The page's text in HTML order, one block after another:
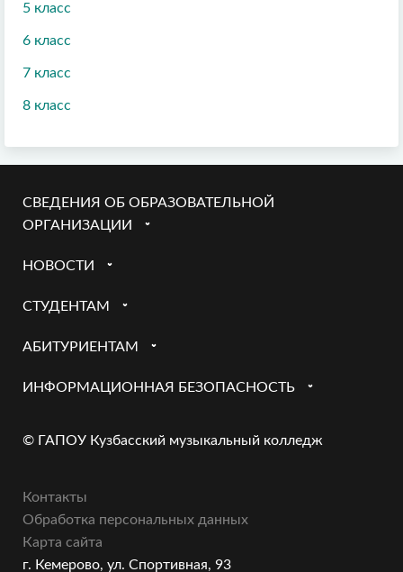
5 класс
6 класс
7 класс
8 класс
СВЕДЕНИЯ ОБ ОБРАЗОВАТЕЛЬНОЙ
ОРГАНИЗАЦИИ
НОВОСТИ
СТУДЕНТАМ
АБИТУРИЕНТАМ
ИНФОРМАЦИОННАЯ БЕЗОПАСНОСТЬ
© ГАПОУ Кузбасский музыкальный колледж
Контакты
Обработка персональных данных
Карта сайта
г. Кемерово, ул. Спортивная, 93